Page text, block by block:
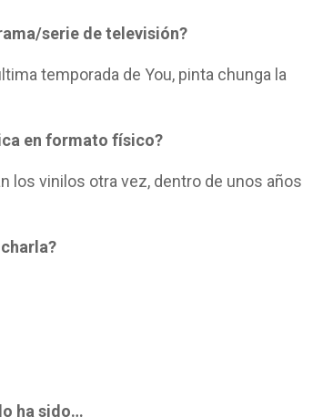
serie de televisión?
temporada de You, pinta chunga la
en formato físico?
los vinilos otra vez, dentro de unos años
ha sido…